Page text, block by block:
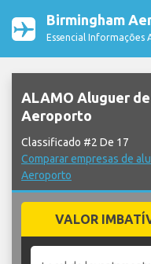
Birmingham
Essencial Informações
ALAMO Aluguer
Aeroporto
Classificado #2 De 17
Comparar empresas de
Aeroporto
VALOR